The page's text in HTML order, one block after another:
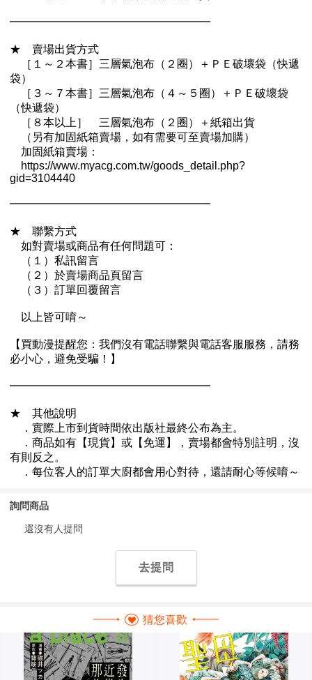
詢問商品
還沒有人提問
去提問
猜您喜歡